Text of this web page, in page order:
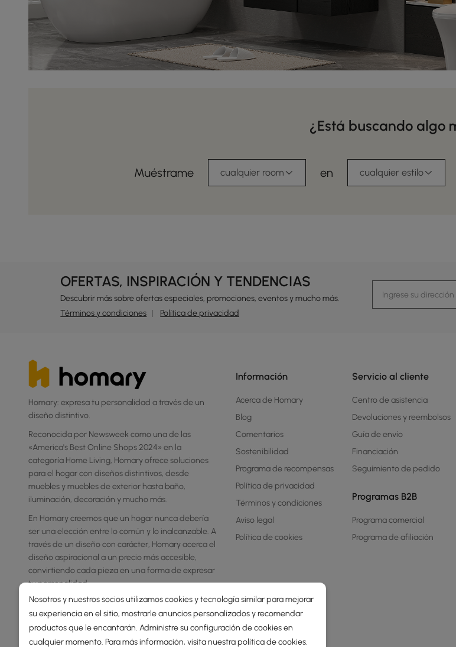
¿Está buscando algo
Muéstrame cualquier room en cualquier estilo
OFERTAS, INSPIRACIÓN Y TENDENCIAS
Descubrir más sobre ofertas especiales, promociones, eventos y mucho más.
Términos y condiciones
Política de privacidad
Homary: expresa tu personalidad a través de un
diseño distintivo.
Reconocida por Newsweek como una de las
«America's Best Online Shops 2024» en la
categoría Home Living, Homary ofrece soluciones
para el hogar con diseños distintivos, desde
muebles y muebles de exterior hasta baño,
iluminación, decoración y mucho más.
En Homary creemos que un hogar nunca debería
ser una elección entre lo común y lo inalcanzable. A
través de un diseño con carácter, Homary acerca el
diseño aspiracional a un precio más accesible,
convirtiendo cada pieza en una forma de expresar
tu personalidad.
Información
Acerca de Homary
Blog
Comentarios
Sostenibilidad
Programa de recompensas
Política de privacidad
Términos y condiciones
Aviso legal
Política de cookies
Servicio al cliente
Centro de asistencia
Devoluciones y reembolsos
Guía de envío
Financiación
Seguimiento de pedido
Programas B2B
Programa comercial
Programa de afiliación
Nosotros y nuestros socios utilizamos cookies y tecnología similar para mejorar
su experiencia en el sitio, mostrarle anuncios personalizados y recomendar
productos que le encantarán. Administre su configuración de cookies en
cualquier momento. Para más información, visita nuestrapolítica de cookies.